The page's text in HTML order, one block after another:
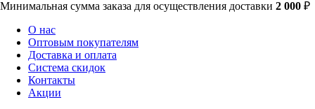
Минимальная сумма заказа для осуществления доставки 2 000 ₽
О нас
Оптовым покупателям
Доставка и оплата
Система скидок
Контакты
Акции